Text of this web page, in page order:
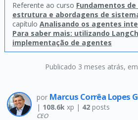
Publicado 3 meses atrás,
Referente ao curso Fundamentos
estrutura e abordagens de
capítulo Analisando os agentes
Para saber mais: utilizando
implementação de agentes
por Marcus Corrêa Lopes
| 108.6kxp | 42posts
CEO